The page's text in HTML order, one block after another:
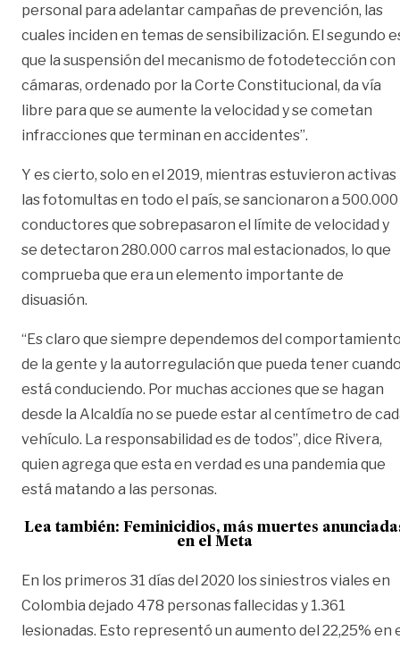
personal para adelantar campañas de prevención, las
cuales inciden en temas de sensibilización. El segundo
que la suspensión del mecanismo de fotodetección con
cámaras, ordenado por la Corte Constitucional, da vía
libre para que se aumente la velocidad y se cometan
infracciones que terminan en accidentes”.
Y es cierto, solo en el 2019, mientras estuvieron activas
las fotomultas en todo el país, se sancionaron a 500.000
conductores que sobrepasaron el límite de velocidad y
se detectaron 280.000 carros mal estacionados, lo que
comprueba que era un elemento importante de
disuasión.
“Es claro que siempre dependemos del
de la gente y la autorregulación que pueda tener
está conduciendo. Por muchas acciones que se hagan
desde la Alcaldía no se puede estar al centímetro de
vehículo. La responsabilidad es de todos”, dice Rivera,
quien agrega que esta en verdad es una pandemia que
está matando a las personas.
Lea también: Feminicidios, más muertes
en el Meta
En los primeros 31 días del 2020 los siniestros viales en
Colombia dejado 478 personas fallecidas y 1.361
lesionadas. Esto representó un aumento del 22,25% en